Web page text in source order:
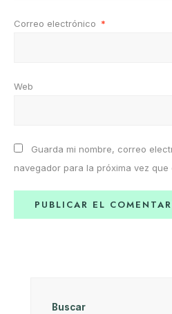
Correo electrónico *
Web
Guarda mi nombre, correo
navegador para la próxima vez que
Buscar